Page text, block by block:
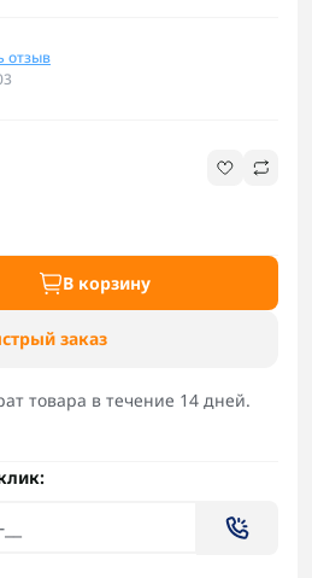
отзыв
В корзину
заказ
товара в течение 14 дней.